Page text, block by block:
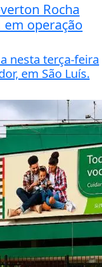
Rocha
em operação
nesta terça-feira
em São Luís.